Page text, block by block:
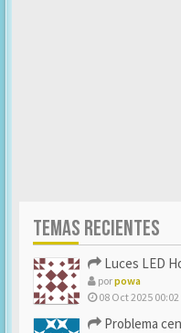
TEMAS RECIENTES
Luces LED
porpowa
08 Oct 2025 00:02
Problema